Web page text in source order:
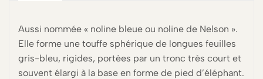
Aussi nommée « noline bleue ou noline de Nelson ».
Elle forme une touffe sphérique de longues feuilles
gris-bleu, rigides, portées par un tronc très court et
souvent élargi à la base en forme de pied d’éléphant.